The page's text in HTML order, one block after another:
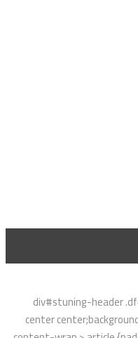
div#stuning-header
center